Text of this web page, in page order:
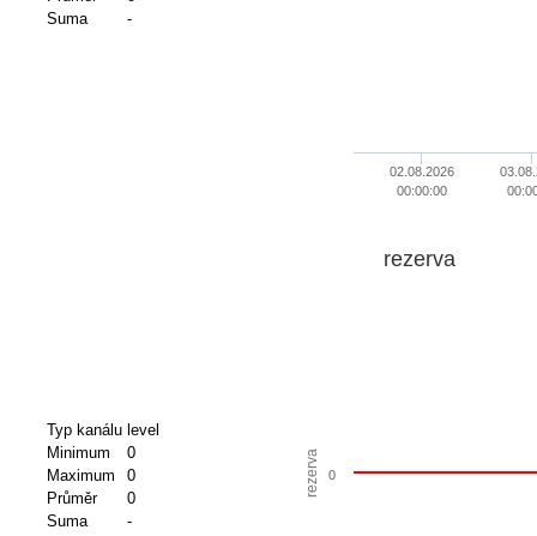
Suma
-
02.08.2026
00:00:00
Typ kanálu level
Minimum
0
Maximum
0
Průměr
0
Suma
-
rezerva
rezerva
0